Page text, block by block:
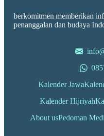
berkomitmen memberikan
penanggalan dan budaya
Kalender Jawa
Kalender Hijriyah
About usPedoman